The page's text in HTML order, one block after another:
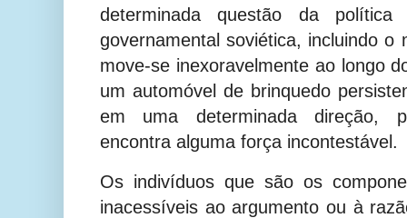
determinada questão da
governamental soviética, incluindo o
move-se inexoravelmente ao longo
um automóvel de brinquedo
em uma determinada direção,
encontra alguma força incontestável.
Os indivíduos que são os
inacessíveis ao argumento ou à